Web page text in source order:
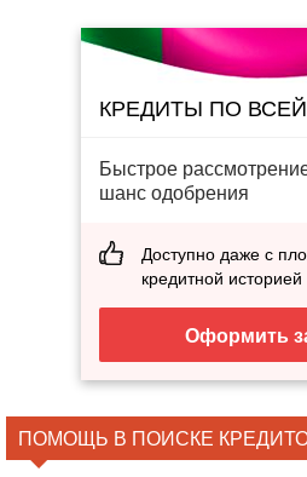
КРЕДИТЫ ПО
Быстрое
шанс одобрения
Доступно даже с
кредитной историей
Оформить
ПОМОЩЬ В ПОИСКЕ